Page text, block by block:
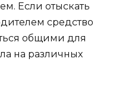
Если отыскать
средство
общими для
на различных